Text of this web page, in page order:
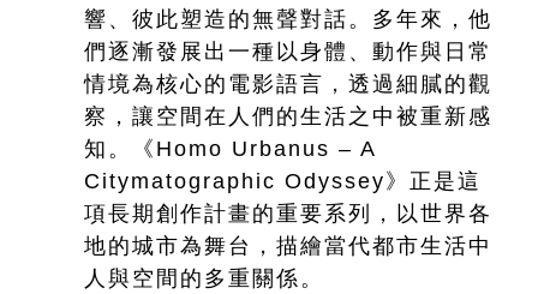
響、彼此塑造的無聲對話。多年來，他
們逐漸發展出一種以身體、動作與日常
情境為核心的電影語言，透過細膩的觀
察，讓空間在人們的生活之中被重新感
知。《Homo Urbanus – A
Citymatographic Odyssey》正是這
項長期創作計畫的重要系列，以世界各
地的城市為舞台，描繪當代都市生活中
人與空間的多重關係。